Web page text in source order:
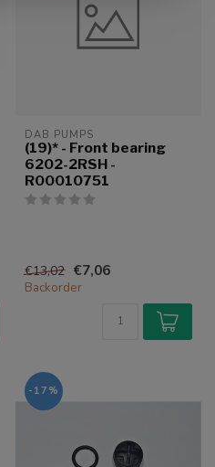
DAB PUMPS
(19)* - Front bearing
6202-2RSH -
R00010751
€13,02 €7,06
Backorder
-17%